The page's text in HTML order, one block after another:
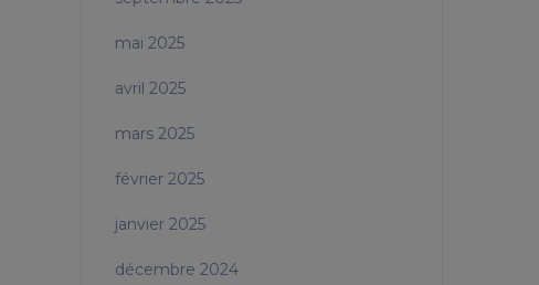
mai 2025
avril 2025
mars 2025
février 2025
janvier 2025
décembre 2024